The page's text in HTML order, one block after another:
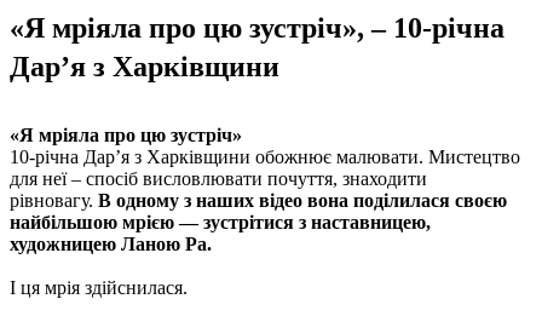
«Я мріяла про цю зустріч», – 10-річна
Дар’я з Харківщини
«Я мріяла про цю зустріч»
10-річна Дар’я з Харківщини обожнює малювати. Мистецтво
для неї – спосіб висловлювати почуття, знаходити
рівновагу. В одному з наших відео вона поділилася своєю
найбільшою мрією — зустрітися з наставницею,
художницею Ланою Ра.
І ця мрія здійснилася.